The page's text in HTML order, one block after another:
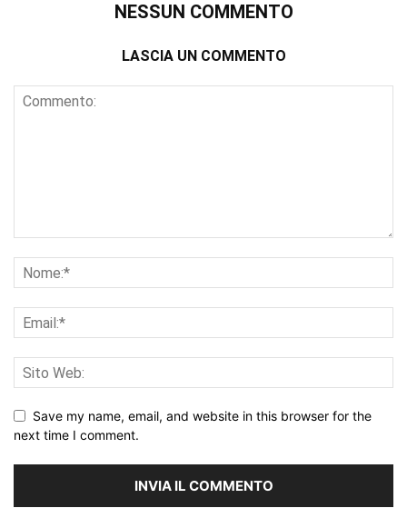
NESSUN COMMENTO
LASCIA UN COMMENTO
Save my name, email, and website in this browser for the
next time I comment.